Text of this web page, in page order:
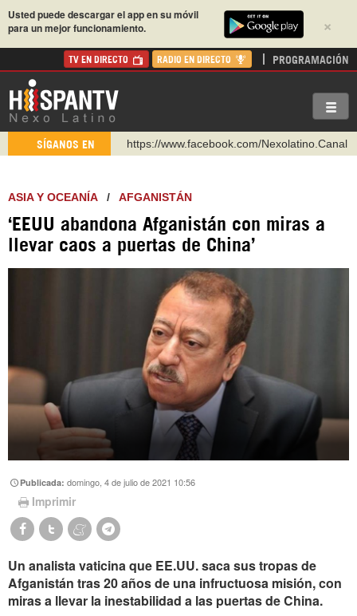
×
Usted puede descargar el app en su móvil
para un mejor funcionamiento.
TV EN DIRECTO RADIO EN DIRECTO PROGRAMACIÓN
SÍGANOS EN
https://www.facebook.com/Nexolatino.Canal
http://twitter.com/nexo_latino
https://t.me/hispantvcanal
https://urmedium.com/c/hispantv
Instagram como: hispan_tv
ASIA Y OCEANÍA/ AFGANISTÁN
‘EEUU abandona Afganistán con miras a
llevar caos a puertas de China’
Publicada:domingo, 4 de julio de 2021 10:56
Imprimir
Un analista vaticina que EE.UU. saca sus tropas de
Afganistán tras 20 años de una infructuosa misión, con
miras a llevar la inestabilidad a las puertas de China.